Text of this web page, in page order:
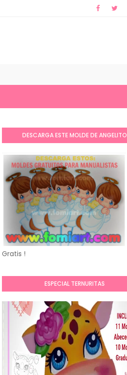
DESCARGA ESTE MOLDE DE ANGELITO
Gratis !
ESPECIAL TERNURITAS